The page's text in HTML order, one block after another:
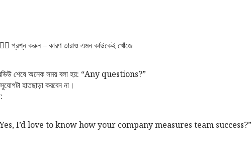
প্রশ্ন করুন – কারণ তারাও এমন কাউকেই খোঁজে
শেষে অনেক সময় বলা হয়: “Any questions?”
হাতছাড়া করবেন না।
I’d love to know how your company measures team success?”